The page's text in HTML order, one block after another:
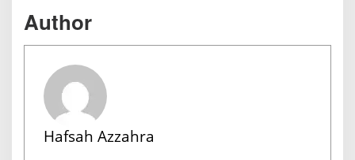
Author
Hafsah Azzahra